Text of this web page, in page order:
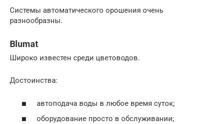
Системы автоматического орошения очень
разнообразны.
Blumat
Широко известен среди цветоводов.
Достоинства:
автоподача воды в любое время суток;
оборудование просто в обслуживании;